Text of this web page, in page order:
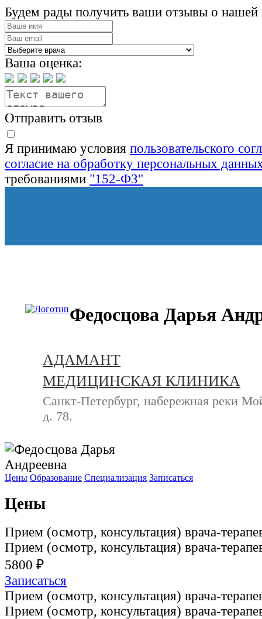
Будем рады получить ваши отзывы о нашей
Ваша оценка:
Отправить отзыв
Я принимаю условия пользовательского
согласие на обработку персональных
требованиями "152-ФЗ"
АДАМАНТ
МЕДИЦИНСКАЯ КЛИНИКА
Санкт-Петербург, набережная реки
д. 78.
Федосцова Дарья
Цены Образование Специализация Записаться
Цены
Прием (осмотр, консультация) врача-
Прием (осмотр, консультация) врача-
5800 ₽
Записаться
Прием (осмотр, консультация) врача-
Прием (осмотр, консультация) врача-